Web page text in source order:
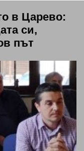
в Царево:
си,
път